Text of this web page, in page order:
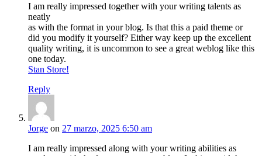
I am really impressed together with your writing talents as
neatly
as with the format in your blog. Is that this a paid theme or
did you modify it yourself? Either way keep up the excellent
quality writing, it is uncommon to see a great weblog like this
one today.
Stan Store!
Reply
Jorge on 27 marzo, 2025 6:50 am
I am really impressed along with your writing abilities as